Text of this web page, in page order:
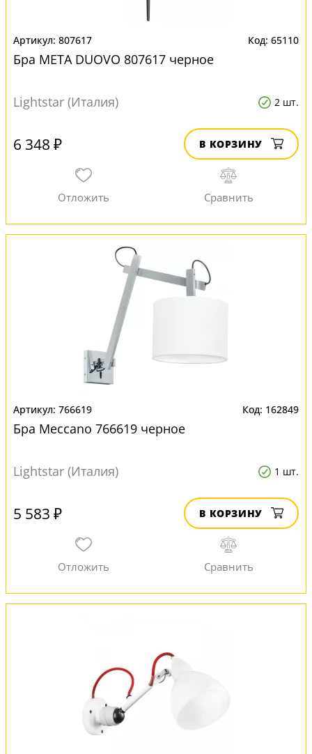
807617 65110
Бра META DUOVO 807617 черное
Lightstar (Италия) 2 шт.
6 348 ₽ В КОРЗИНУ
766619 162849
Бра Meccano 766619 черное
Lightstar (Италия) 1 шт.
5 583 ₽ В КОРЗИНУ